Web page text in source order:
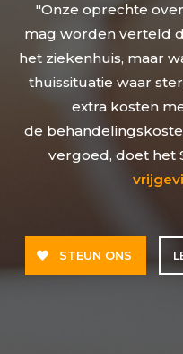
"Onze oprechte
mag worden verteld
het ziekenhuis, maar
thuissituatie waar
extra kosten
de
vergoed, doet het
STEUN ONS